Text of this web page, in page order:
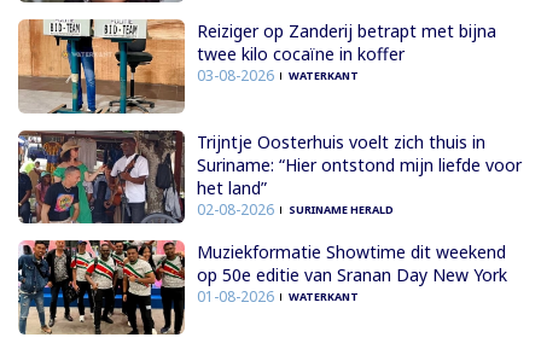
Reiziger op Zanderij betrapt met bijna
twee kilo cocaïne in koffer
03-08-2026 WATERKANT
Trijntje Oosterhuis voelt zich thuis in
Suriname: “Hier ontstond mijn liefde voor
het land”
02-08-2026 SURINAME HERALD
Muziekformatie Showtime dit weekend
op 50e editie van Sranan Day New York
01-08-2026 WATERKANT